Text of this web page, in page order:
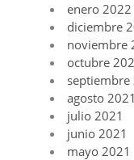
enero 2022
diciembre
noviembre
octubre
septiembre
agosto 2021
julio 2021
junio 2021
mayo 2021